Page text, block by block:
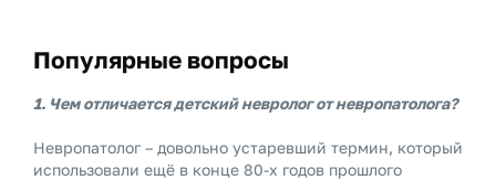
Популярные вопросы
1. Чем отличается детский невролог от невропатолога?
Невропатолог – довольно устаревший термин, который
использовали ещё в конце 80-х годов прошлого